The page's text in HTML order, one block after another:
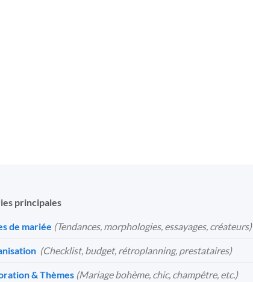
principales
de mariée (Tendances, morphologies, essayages, créateurs)
(Checklist, budget, rétroplanning, prestataires)
& Thèmes (Mariage bohème, chic, champêtre, etc.)